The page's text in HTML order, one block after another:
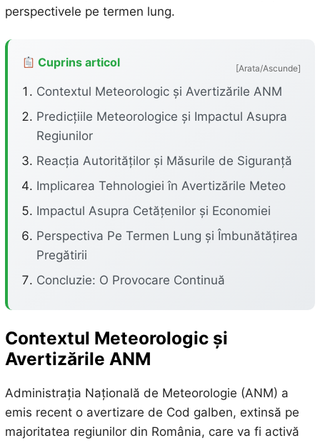
perspectivele pe termen lung.
Cuprins articol [Arata/Ascunde]
Contextul Meteorologic și Avertizările ANM
Predicțiile Meteorologice și Impactul Asupra
Regiunilor
Reacția Autorităților și Măsurile de Siguranță
Implicarea Tehnologiei în Avertizările Meteo
Impactul Asupra Cetățenilor și Economiei
Perspectiva Pe Termen Lung și Îmbunătățirea
Pregătirii
Concluzie: O Provocare Continuă
Contextul Meteorologic și
Avertizările ANM
Administrația Națională de Meteorologie (ANM) a
emis recent o avertizare de Cod galben, extinsă pe
majoritatea regiunilor din România, care va fi activă